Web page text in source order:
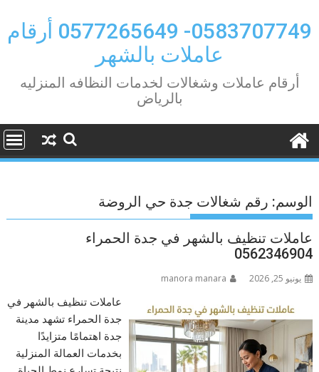
to
content
0583707749- 0577265649 أرقام
عاملات بالشهر
أرقام عاملات وشغالات لخدمات النظافه المنزليه
بالرياض
الوسم: رقم شغالات جدة حي الروضة
عاملات تنظيف بالشهر في جدة الحمراء
0562346904
يونيو 25, 2026 manora manara
عاملات تنظيف بالشهر في
جدة الحمراء تشهد مدينة
جدة اهتمامًا متزايدًا
بخدمات العمالة المنزلية